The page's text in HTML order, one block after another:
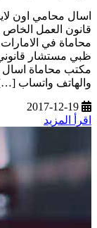
قانون العمل
محاماة في
ظبي مستشار
والهاتف واتساب
2017-12-19
اقرأ المزيد